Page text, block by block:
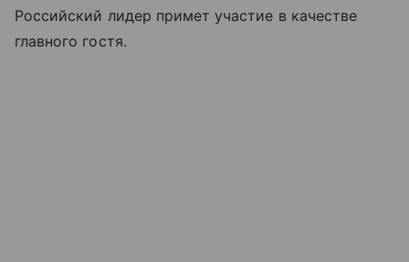
Российский лидер примет участие в качестве
главного гостя.